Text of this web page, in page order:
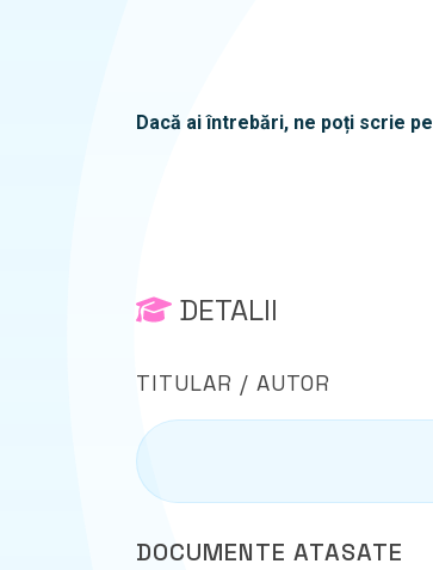
Dacă ai întrebări, ne poți scrie pe
DETALII
TITULAR / AUTOR
DOCUMENTE ATASATE